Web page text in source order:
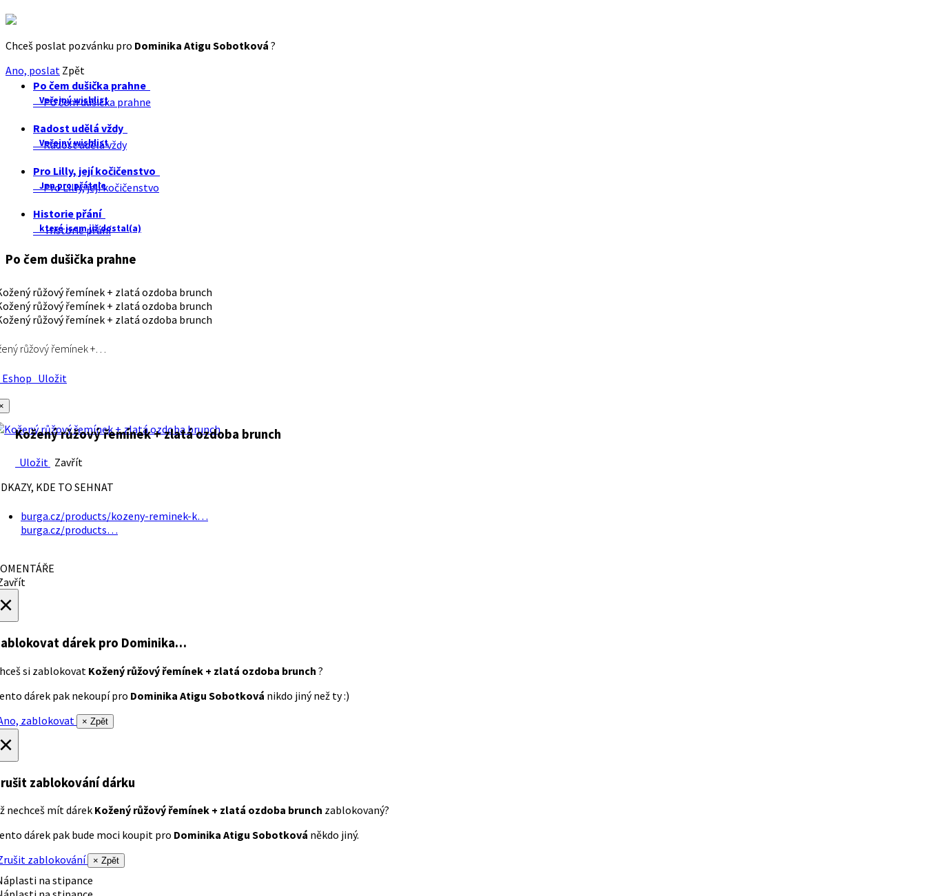
Chceš poslat pozvánku pro Dominika Atigu Sobotková ?
Ano, poslat Zpět
Po čem dušička prahne
Veřejný wishlist
Po čem dušička prahne
Radost udělá vždy
Veřejný wishlist
Radost udělá vždy
Pro Lilly, její kočičenstvo
Jen pro přátele
Pro Lilly, její kočičenstvo
Historie přání
které jsem již dostal(a)
Historie přání
Po čem dušička prahne
růžový řemínek +…
Uložit
Kožený růžový řemínek + zlatá ozdoba brunch
Uložit Zavřít
KDE TO SEHNAT
burga.cz/products/kozeny-reminek-k…
burga.cz/products…
dárek pro Dominika…
si zablokovat Kožený růžový řemínek + zlatá ozdoba brunch ?
dárek pak nekoupí pro Dominika Atigu Sobotková nikdo jiný než ty :)
zablokovat
× Zpět
zablokování dárku
nechceš mít dárek Kožený růžový řemínek + zlatá ozdoba brunch zablokovaný?
dárek pak bude moci koupit pro Dominika Atigu Sobotková někdo jiný.
zablokování
× Zpět